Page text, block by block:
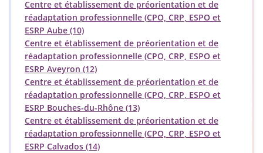
Centre et établissement de préorientation et de
réadaptation professionnelle (CPO, CRP, ESPO et
ESRP Aube (10)
Centre et établissement de préorientation et de
réadaptation professionnelle (CPO, CRP, ESPO et
ESRP Aveyron (12)
Centre et établissement de préorientation et de
réadaptation professionnelle (CPO, CRP, ESPO et
ESRP Bouches-du-Rhône (13)
Centre et établissement de préorientation et de
réadaptation professionnelle (CPO, CRP, ESPO et
ESRP Calvados (14)